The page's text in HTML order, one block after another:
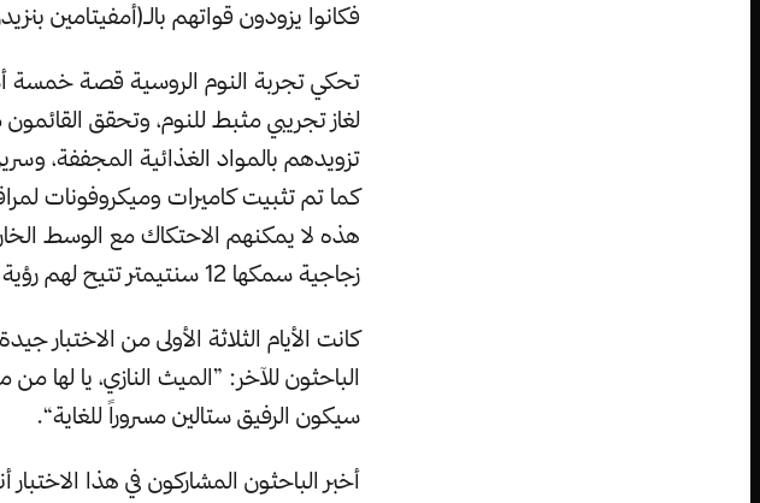
فكانوا يزودون قواتهم بالـ(أمفيتامين
تحكي تجربة النوم الروسية قصة
لغاز تجريبي مثبط للنوم، وتحقق
تزويدهم بالمواد الغذائية المجففة،
كما تم تثبيت كاميرات وميكروفونات
هذه لا يمكنهم الاحتكاك مع الوسط
زجاجية سمكها 12 سنتيمتر تتيح لهم رؤية الظلال فقط.
كانت الأيام الثلاثة الأولى من
الباحثون للآخر: ”الميث النازي، يا لها
سيكون الرفيق ستالين مسروراً للغاية“.